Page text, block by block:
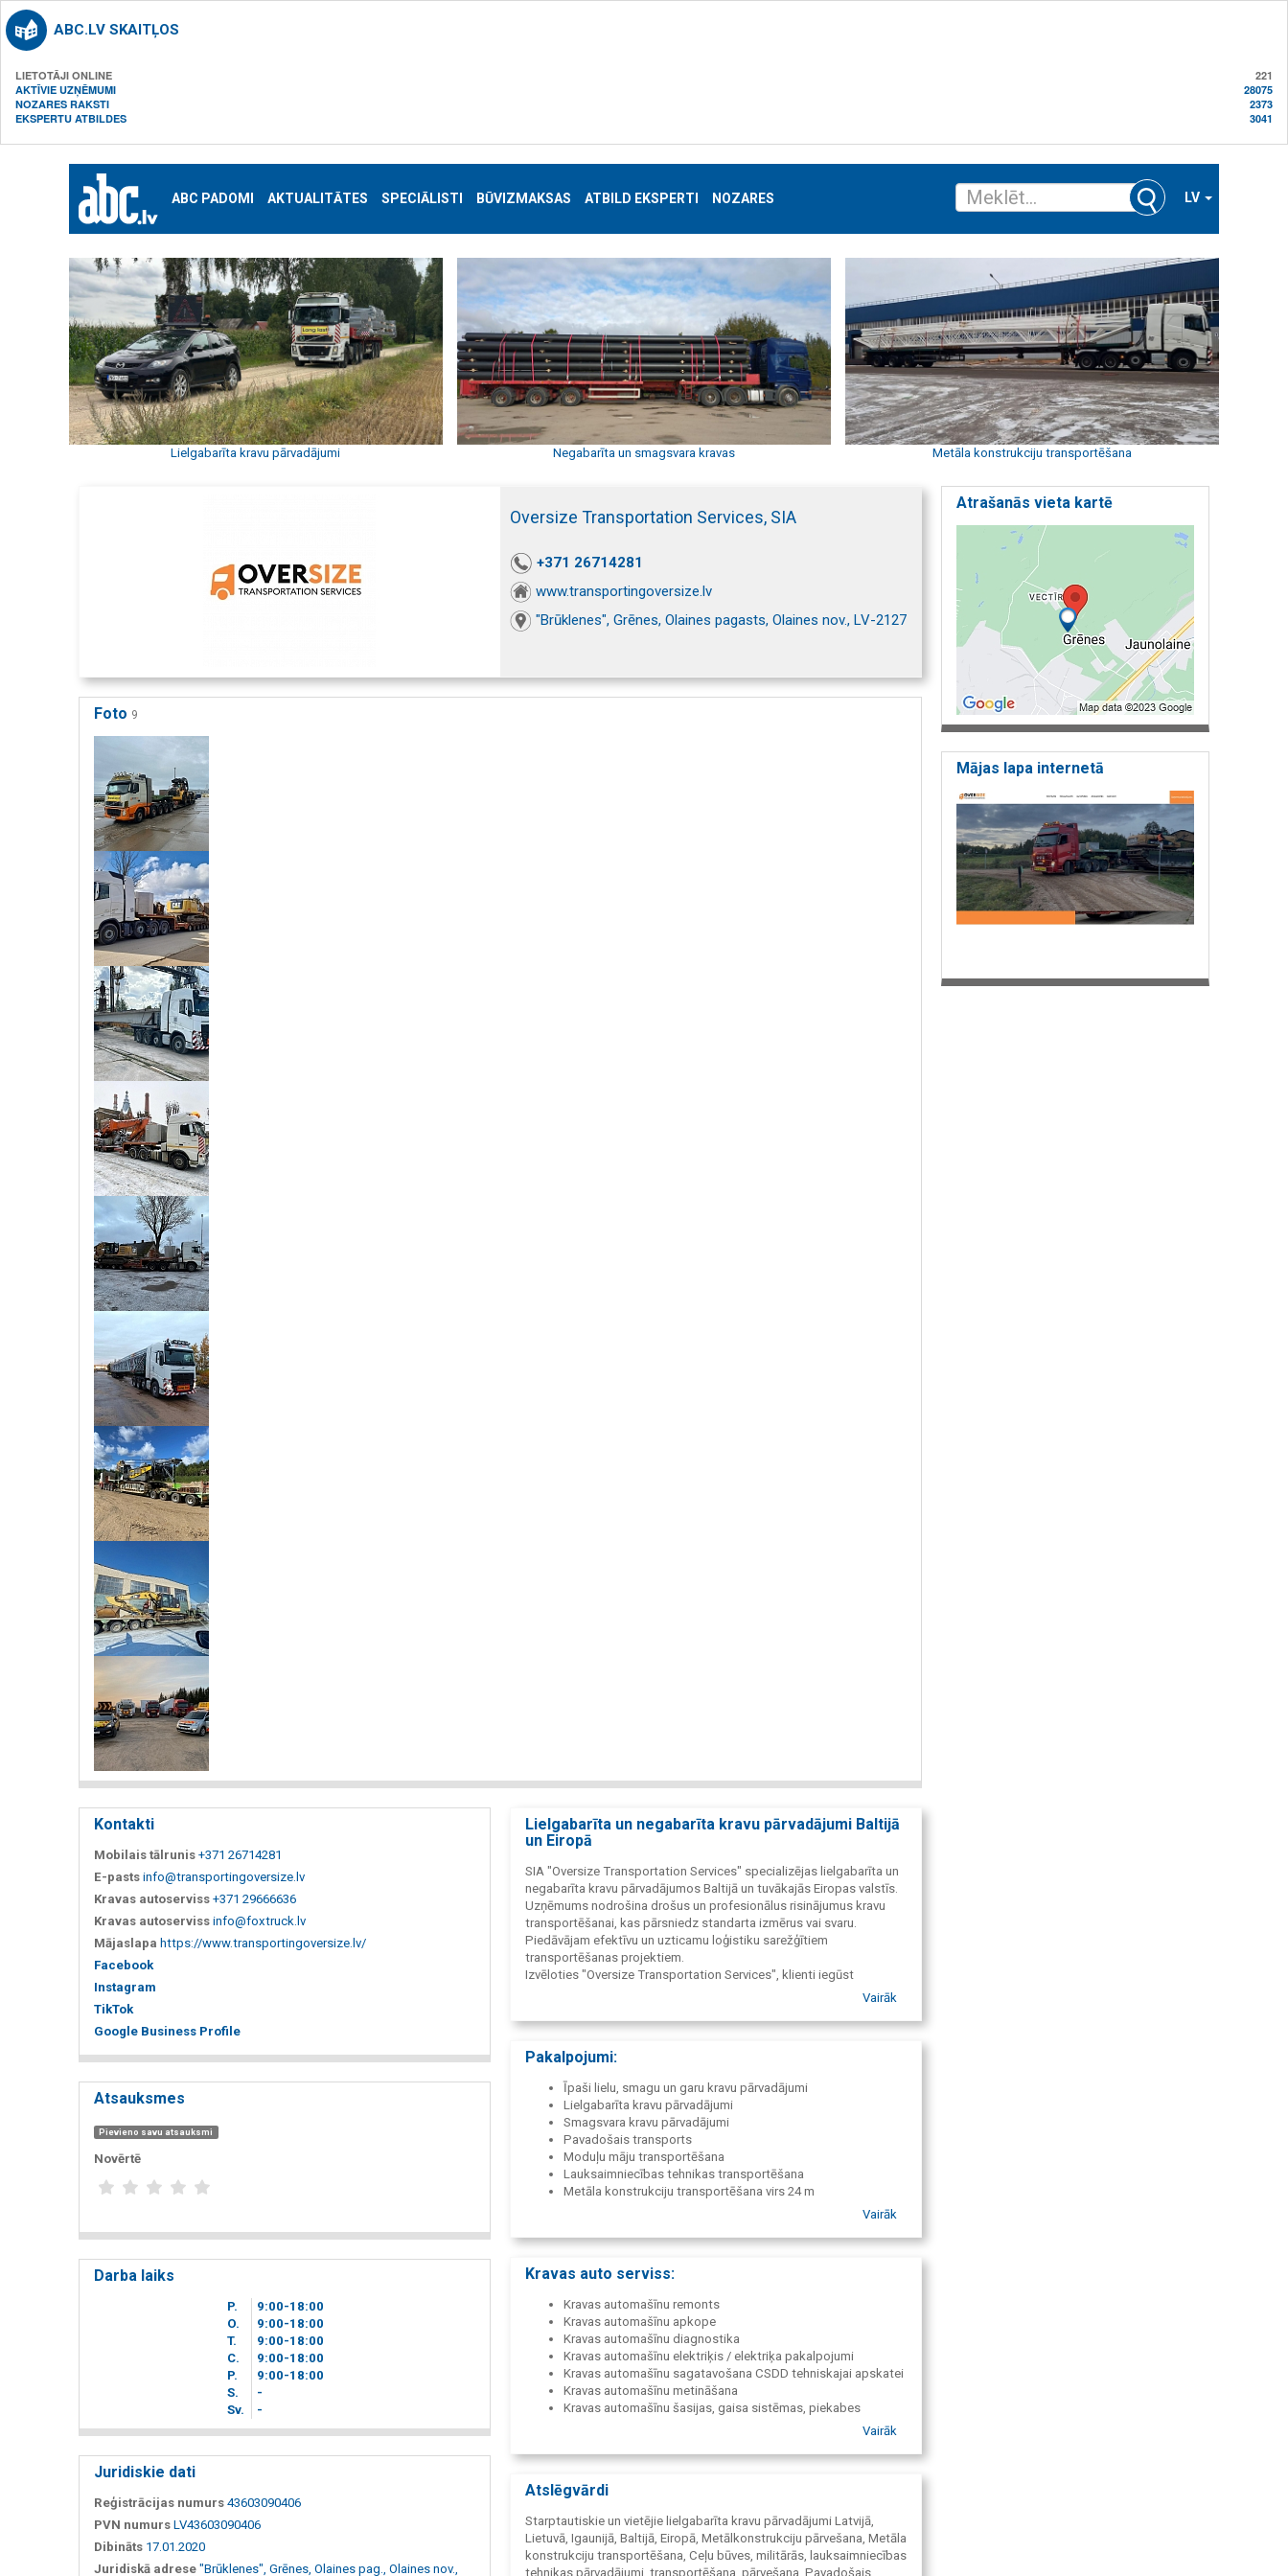
ABC.LV SKAITĻOS
LIETOTĀJI ONLINE
221
AKTĪVIE UZŅĒMUMI
28075
NOZARES RAKSTI
2373
EKSPERTU ATBILDES
3041
ABC PADOMI AKTUALITĀTES SPECIĀLISTI BŪVIZMAKSAS ATBILD EKSPERTI NOZARES LV
Lielgabarīta kravu pārvadājumi Negabarīta un smagsvara kravas Metāla konstrukciju transportēšana
Oversize Transportation Services, SIA
+371 26714281
www.transportingoversize.lv
"Brūklenes", Grēnes, Olaines pagasts, Olaines nov., LV-2127
Foto 9
Kontakti
Mobilais tālrunis +371 26714281
E-pasts info@transportingoversize.lv
Kravas autoserviss +371 29666636
Kravas autoserviss info@foxtruck.lv
Mājaslapa https://www.transportingoversize.lv/
Facebook
Instagram
TikTok
Google Business Profile
Atsauksmes
Pievieno savu atsauksmi
Novērtē
Darba laiks
P. 9 00-18 00
O.
9 00-18 00
T.
9 00-18 00
C.
9 00-18 00
P.
9 00-18 00
S.
-
Sv.
-
Juridiskie dati
Reģistrācijas numurs 43603090406
PVN numurs LV43603090406
Dibināts 17.01.2020
Juridiskā adrese "Brūklenes", Grēnes, Olaines pag., Olaines nov.,
Lielgabarīta un negabarīta kravu pārvadājumi Baltijā
un Eiropā
SIA "Oversize Transportation Services" specializējas lielgabarīta un
negabarīta kravu pārvadājumos Baltijā un tuvākajās Eiropas valstīs.
Uzņēmums nodrošina drošus un profesionālus risinājumus kravu
transportēšanai, kas pārsniedz standarta izmērus vai svaru.
Piedāvājam efektīvu un uzticamu loģistiku sarežģītiem
transportēšanas projektiem.
Izvēloties "Oversize Transportation Services", klienti iegūst
kravu pārvadājumos, pilns pakalpojumu klāsts, individuāli risinājumi
Vairāk
Pakalpojumi:
Īpaši lielu, smagu un garu kravu pārvadājumi
Lielgabarīta kravu pārvadājumi
Smagsvara kravu pārvadājumi
Pavadošais transports
Moduļu māju transportēšana
Lauksaimniecības tehnikas transportēšana
Metāla konstrukciju transportēšana virs 24 m
Atļauju sagatavošana
Vairāk
Kravas auto serviss:
Kravas automašīnu remonts
Kravas automašīnu apkope
Kravas automašīnu diagnostika
Kravas automašīnu elektriķis / elektriķa pakalpojumi
Kravas automašīnu sagatavošana CSDD tehniskajai apskatei
Kravas automašīnu metināšana
Kravas automašīnu šasijas, gaisa sistēmas, piekabes
Kravas automašīnu bremžu remonts.
Hidraulikas remonts
Kondicioniera uzpilde un remonts
Palīdzība uz ceļa (avārijas gadījumos, tehniskas problēmas,
evakuācija)
Vairāk
Atslēgvārdi
Starptautiskie un vietējie lielgabarīta kravu pārvadājumi Latvijā,
Lietuvā, Igaunijā, Baltijā, Eiropā, Metālkonstrukciju pārvešana, Metāla
konstrukciju transportēšana, Ceļu būves, militārās, lauksaimniecības
tehnikas pārvadājumi, transportēšana, pārvešana, Pavadošais
Atrašanās vieta kartē
Mājas lapa internetā